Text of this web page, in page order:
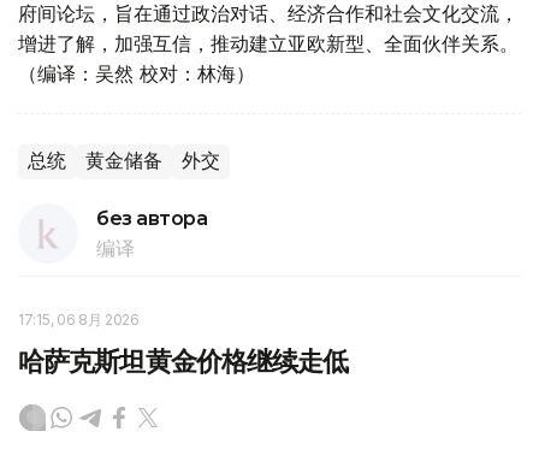
府间论坛，旨在通过政治对话、经济合作和社会文化交流，
增进了解，加强互信，推动建立亚欧新型、全面伙伴关系。
（编译：吴然 校对：林海）
总统 黄金储备 外交
без автора
编译
17:15, 06 8月 2026
哈萨克斯坦黄金价格继续走低